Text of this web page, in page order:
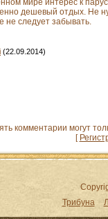
мире интерес к
дешевый отдых.
не следует забывать.
(22.09.2014)
комментарии могут
[
Трибуна